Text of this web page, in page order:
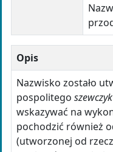
Opis
Nazwisko zostało
pospolitego szewczyk
wskazywać na
pochodzić również
(utworzonej od